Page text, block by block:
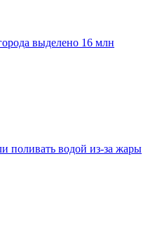
выделено 16 млн
поливать водой из-за жары